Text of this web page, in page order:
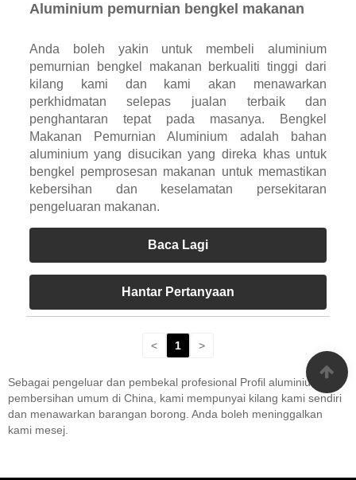
Aluminium pemurnian bengkel makanan
Anda boleh yakin untuk membeli aluminium
pemurnian bengkel makanan berkualiti tinggi dari
kilang kami dan kami akan menawarkan
perkhidmatan selepas jualan terbaik dan
penghantaran tepat pada masanya. Bengkel
Makanan Pemurnian Aluminium adalah bahan
aluminium yang disucikan yang direka khas untuk
bengkel pemprosesan makanan untuk memastikan
kebersihan dan keselamatan persekitaran
pengeluaran makanan.
Baca Lagi
Hantar Pertanyaan
< 1 >
Sebagai pengeluar dan pembekal profesional Profil aluminium
pembersihan umum di China, kami mempunyai kilang kami sendiri
dan menawarkan barangan borong. Anda boleh meninggalkan
kami mesej.